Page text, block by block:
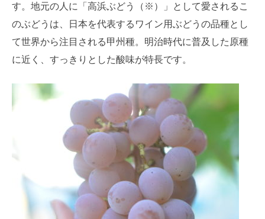
す。地元の人に「高浜ぶどう（※）」として愛されるこ
のぶどうは、日本を代表するワイン用ぶどうの品種とし
て世界から注目される甲州種。明治時代に普及した原種
に近く、すっきりとした酸味が特長です。